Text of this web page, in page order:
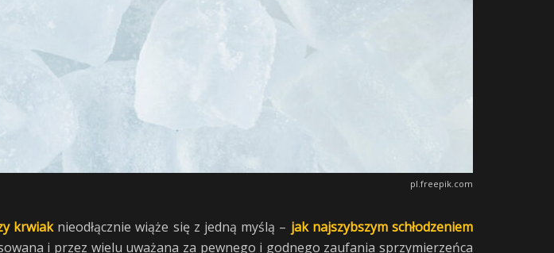
pl.freepik.com
krwiaknieodłącznie wiąże się z jedną myślą – jak najszybszym schłodzeniem
i przez wielu uważana za pewnego i godnego zaufania sprzymierzeńca